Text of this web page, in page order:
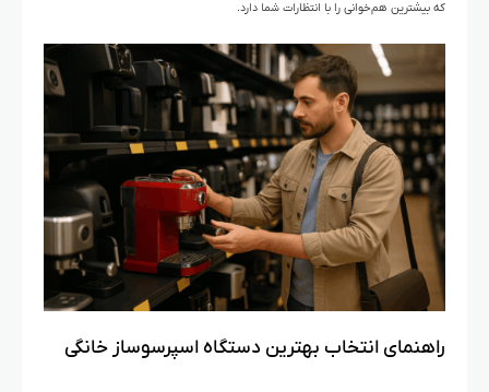
که بیشترین هم‌خوانی را با انتظارات شما دارد.
راهنمای انتخاب بهترین دستگاه اسپرسوساز خانگی